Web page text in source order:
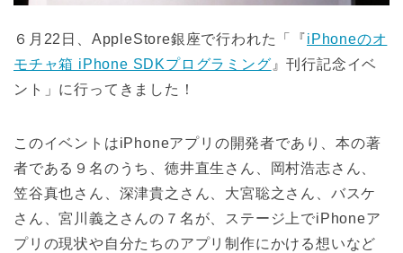
６月22日、AppleStore銀座で行われた「『iPhoneのオ
モチャ箱 iPhone SDKプログラミング 』刊行記念イベ
ント」に行ってきました！
このイベントはiPhoneアプリの開発者であり、本の著
者である９名のうち、徳井直生さん、岡村浩志さん、
笠谷真也さん、深津貴之さん、大宮聡之さん、バスケ
さん、宮川義之さんの７名が、ステージ上でiPhoneア
プリの現状や自分たちのアプリ制作にかける想いなど